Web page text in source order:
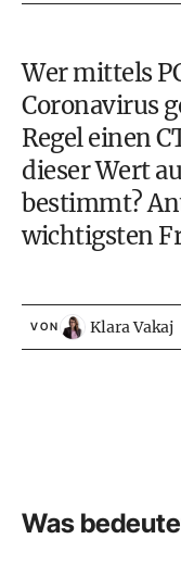
Wer mittels
Coronavirus
Regel einen
dieser Wert
bestimmt?
wichtigsten
VON Klara Vakaj
Was